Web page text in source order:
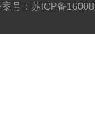
号： 苏ICP备